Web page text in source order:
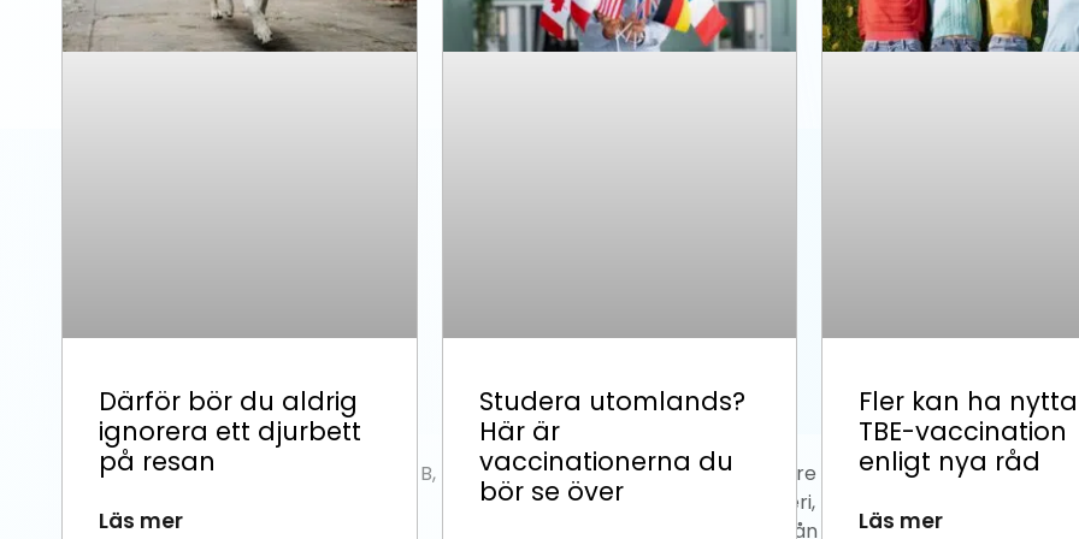
Därför bör du aldrig
ignorera ett djurbett
på resan
Läs mer
Studera utomlands?
Här är
vaccinationerna du
bör se över
Fler kan ha
TBE-vaccination
enligt nya råd
Läs mer